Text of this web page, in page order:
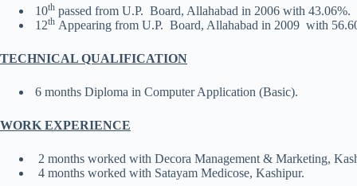
10th passed from U.P. Board, Allahabad in 2006 with 43.06%.
12th Appearing from U.P. Board, Allahabad in 2009 with
TECHNICAL QUALIFICATION
6 months Diploma in Computer Application (Basic).
WORK EXPERIENCE
2 months worked with Decora Management & Marketing,
4 months worked with Satayam Medicose, Kashipur.